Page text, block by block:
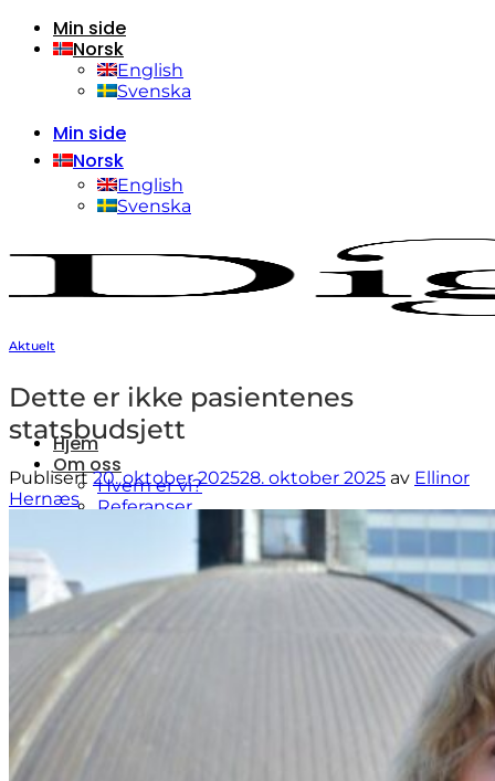
Skip
content
Min side
Norsk
English
Svenska
Min side
Norsk
English
Svenska
Hjem
Om oss
Hvem er vi?
Referanser
For kunder
For kandidater
Dignus Medical Club
Stillinger
Aktuelt
Kontakt
Meny
Aktuelt
Dette er ikke pasientenes
statsbudsjett
Publisert20. oktober 202528. oktober 2025 av Ellinor
Hernæs